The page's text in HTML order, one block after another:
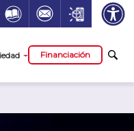
Icon Icon Icon
Financiación